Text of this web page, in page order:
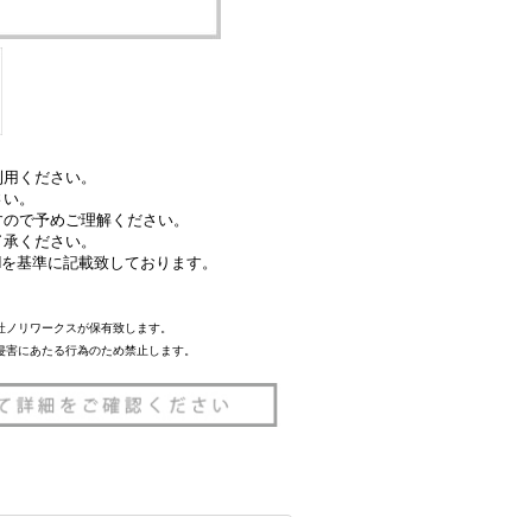
ください。
。
で予めご理解ください。
ください。
基準に記載致しております。
リワークスが保有致します。
にあたる行為のため禁止します。